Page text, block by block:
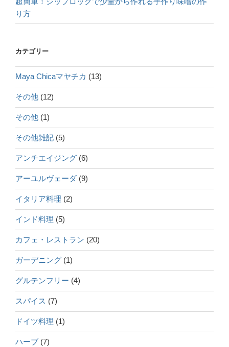
り方
カテゴリー
Maya Chicaマヤチカ (13)
その他 (12)
その他 (1)
その他雑記 (5)
アンチエイジング (6)
アーユルヴェーダ (9)
イタリア料理 (2)
インド料理 (5)
カフェ・レストラン (20)
ガーデニング (1)
グルテンフリー (4)
スパイス (7)
ドイツ料理 (1)
ハーブ (7)